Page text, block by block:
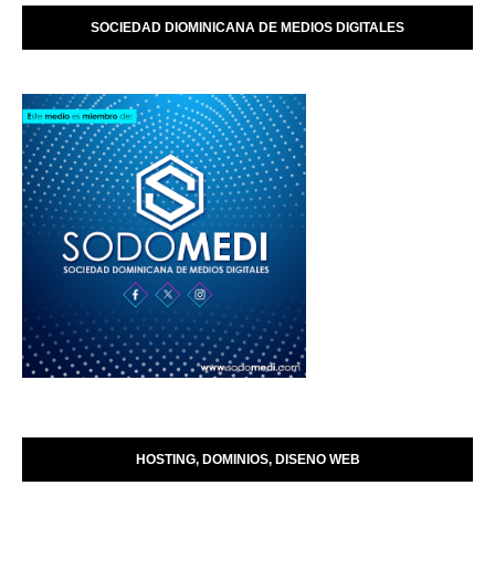
SOCIEDAD DIOMINICANA DE MEDIOS DIGITALES
HOSTING, DOMINIOS, DISENO WEB